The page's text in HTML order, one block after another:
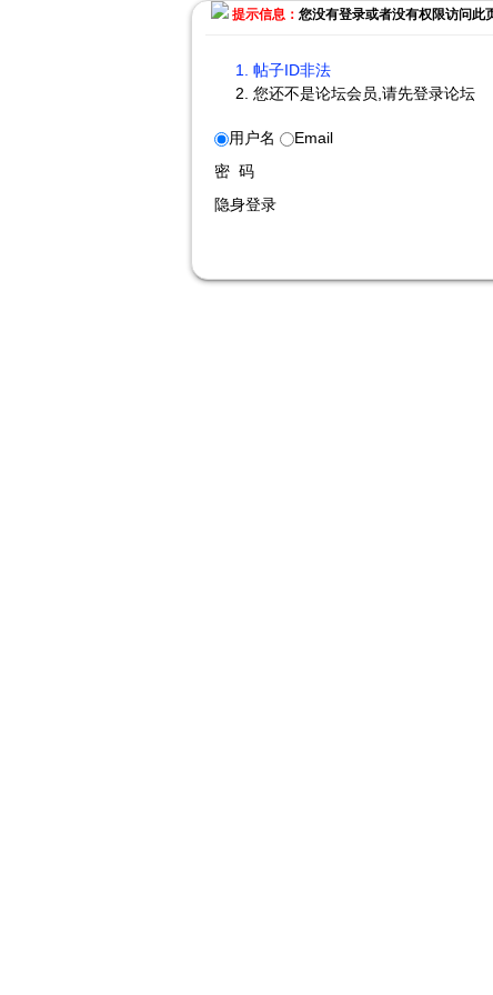
提示信息： 您没有登录或者没有权限访问此
帖子ID非法
您还不是论坛会员,请先登录论坛
用户名
Email
密 码
隐身登录